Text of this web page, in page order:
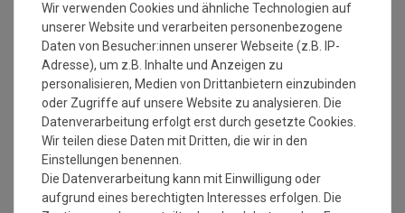
Gesamtgewicht: ca. 1050 gr/qm (+/-10%)
Gesamthöhe: ca. 8-9 mm (+/-10%
Brennverhalten: 13501-1 Ffl
nicht UV-beständig
Schadstoffgeprüftes Urteil: gut
Lieferform: gerollt
Einsatzbereiche: Balkon, Wintergarten, Terrasse usw.
er ist NICHT als Rasenersatz zum Auslegen im Garten
geeignet
Wichtiger Hinweis: Bitte beachten Sie, dass es bei größeren
Wir verwenden Cookies und ähnliche Technologien auf
unserer Website und verarbeiten personenbezogene
Daten von Besucher:innen unserer Webseite (z.B. IP-
Adresse), um z.B. Inhalte und Anzeigen zu
personalisieren, Medien von Drittanbietern einzubinden
oder Zugriffe auf unsere Website zu analysieren. Die
Datenverarbeitung erfolgt erst durch gesetzte Cookies.
Wir teilen diese Daten mit Dritten, die wir in den
Einstellungen benennen.
Die Datenverarbeitung kann mit Einwilligung oder
aufgrund eines berechtigten Interesses erfolgen. Die